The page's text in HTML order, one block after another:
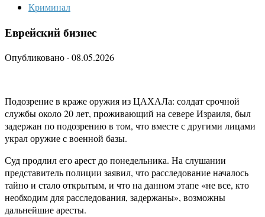
Криминал
Еврейский бизнес
Опубликовано · 08.05.2026
Подозрение в краже оружия из ЦАХАЛа: солдат срочной
службы около 20 лет, проживающий на севере Израиля, был
задержан по подозрению в том, что вместе с другими лицами
украл оружие с военной базы.
Суд продлил его арест до понедельника. На слушании
представитель полиции заявил, что расследование началось
тайно и стало открытым, и что на данном этапе «не все, кто
необходим для расследования, задержаны», возможны
дальнейшие аресты.